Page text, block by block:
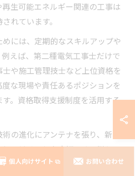
生可能エネルギー関連の工事は
れています。
には、定期的なスキルアップや
えば、第二種電気工事士だけで
や施工管理技士など上位資格を
な現場や責任あるポジションを
。資格取得支援制度を活用する
の進化にアンテナを張り、新し
につけることも大切です。例え
関連の電気工事への対応力を高
個人向けサイト お問い合わせ